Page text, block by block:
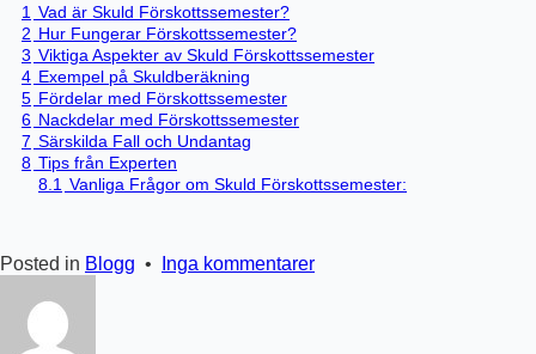
1 Vad är Skuld Förskottssemester?
2 Hur Fungerar Förskottssemester?
3 Viktiga Aspekter av Skuld Förskottssemester
4 Exempel på Skuldberäkning
5 Fördelar med Förskottssemester
6 Nackdelar med Förskottssemester
7 Särskilda Fall och Undantag
8 Tips från Experten
8.1 Vanliga Frågor om Skuld Förskottssemester:
Posted in Blogg • Inga kommentarertill